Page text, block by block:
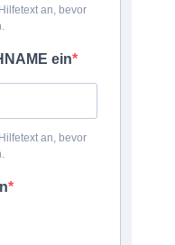
an, bevor
ein
an, bevor